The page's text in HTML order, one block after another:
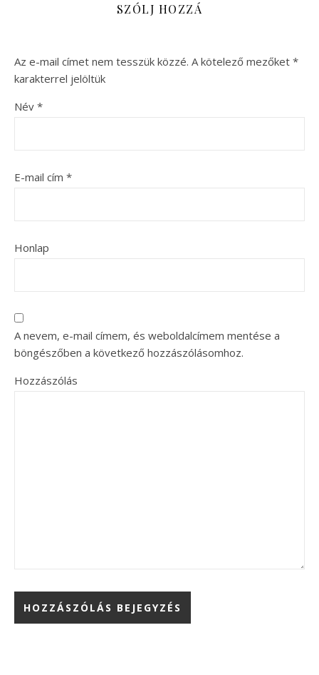
SZÓLJ HOZZÁ
Az e-mail címet nem tesszük közzé. A kötelező mezőket *
karakterrel jelöltük
Név *
E-mail cím *
Honlap
A nevem, e-mail címem, és weboldalcímem mentése a
böngészőben a következő hozzászólásomhoz.
Hozzászólás